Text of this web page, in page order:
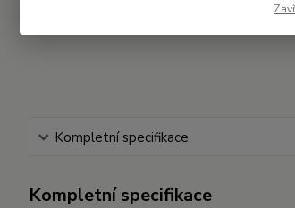
Kompletní specifikace
Kompletní specifikace